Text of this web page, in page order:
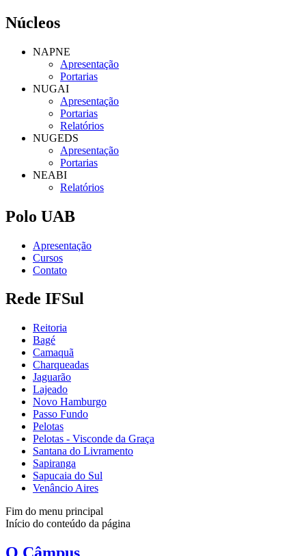
Núcleos
NAPNE
Apresentação
Portarias
NUGAI
Apresentação
Portarias
Relatórios
NUGEDS
Apresentação
Portarias
NEABI
Relatórios
Polo UAB
Apresentação
Cursos
Contato
Rede IFSul
Reitoria
Bagé
Camaquã
Charqueadas
Jaguarão
Lajeado
Novo Hamburgo
Passo Fundo
Pelotas
Pelotas - Visconde da Graça
Santana do Livramento
Sapiranga
Sapucaia do Sul
Venâncio Aires
Fim do menu principal
Início do conteúdo da página